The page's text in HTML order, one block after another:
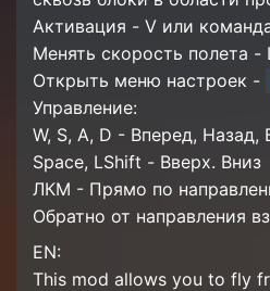
Активация - V или
Менять скорость полета
Открыть меню настроек -
Управление:
W, S, A, D - Вперед, Назад,
Space, LShift - Вверх. Вниз
ЛКМ - Прямо по
Обратно от направления
EN:
This mod allows you to fly